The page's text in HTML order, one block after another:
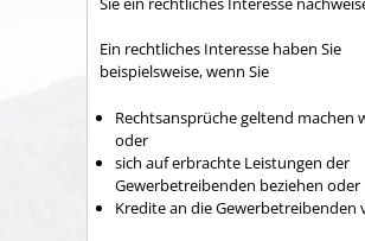
Ein rechtliches Interesse haben Sie
beispielsweise, wenn Sie
Rechtsansprüche geltend machen
oder
sich auf erbrachte Leistungen der
Gewerbetreibenden beziehen oder
Kredite an die Gewerbetreibenden